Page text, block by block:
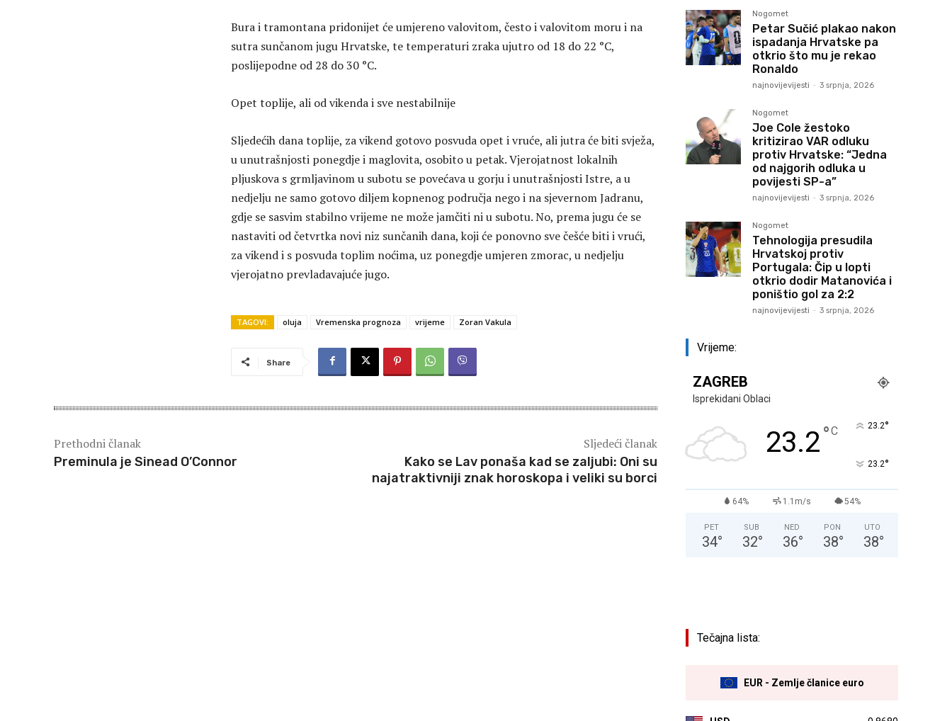
Bura i tramontana pridonijet će umjereno valovitom, često i valovitom moru i na
sutra sunčanom jugu Hrvatske, te temperaturi zraka ujutro od 18 do 22 °C,
poslijepodne od 28 do 30 °C.
Opet toplije, ali od vikenda i sve nestabilnije
Sljedećih dana toplije, za vikend gotovo posvuda opet i vruće, ali jutra će biti svježa,
u unutrašnjosti ponegdje i maglovita, osobito u petak. Vjerojatnost lokalnih
pljuskova s grmljavinom u subotu se povećava u gorju i unutrašnjosti Istre, a u
nedjelju ne samo gotovo diljem kopnenog područja nego i na sjevernom Jadranu,
gdje se sasvim stabilno vrijeme ne može jamčiti ni u subotu. No, prema jugu će se
nastaviti od četvrtka novi niz sunčanih dana, koji će ponovno sve češće biti i vrući,
za vikend i s posvuda toplim noćima, uz ponegdje umjeren zmorac, u nedjelju
vjerojatno prevladavajuće jugo.
TAGOVI: oluja Vremenska prognoza vrijeme Zoran Vakula
Share
Prethodni članak
Preminula je Sinead O’Connor
Sljedeći članak
Kako se Lav ponaša kad se zaljubi: Oni su
najatraktivniji znak horoskopa i veliki su borci
Nogomet
Petar Sučić plakao nakon
ispadanja Hrvatske pa
otkrio što mu je rekao
Ronaldo
najnovijevijesti - 3 srpnja, 2026
Nogomet
Joe Cole žestoko
kritizirao VAR odluku
protiv Hrvatske: “Jedna
od najgorih odluka u
povijesti SP-a”
najnovijevijesti - 3 srpnja, 2026
Nogomet
Tehnologija presudila
Hrvatskoj protiv
Portugala: Čip u lopti
otkrio dodir Matanovića i
poništio gol za 2:2
najnovijevijesti - 3 srpnja, 2026
Vrijeme:
ZAGREB
Isprekidani Oblaci
23.2°C 23.2°
23.2°
64% 1.1m/s 54%
PET
34°
SUB
32°
NED
36°
PON
38°
UTO
38°
Tečajna lista:
EUR - Zemlje članice euro